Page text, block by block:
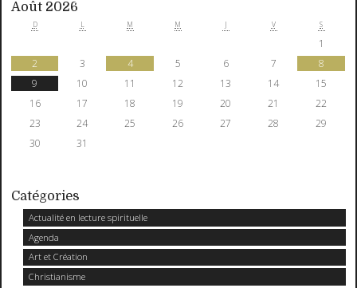
Août 2026
D L M M J V S
1
2
3 4 5 6 7
8
9
10 11 12 13 14
15
16
17 18 19 20 21
22
23
24 25 26 27 28
29
30
31
Catégories
Actualité en lecture spirituelle
Agenda
Art et Création
Christianisme